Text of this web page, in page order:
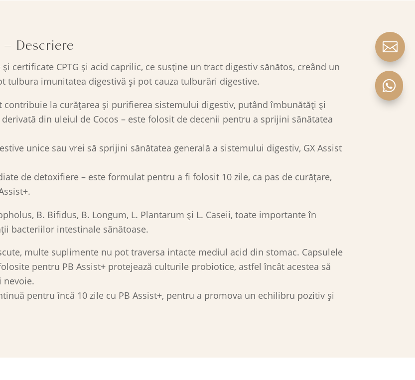
– Descriere
certificate CPTG și acid caprilic, ce susține un tract digestiv sănătos, creând un
tulbura imunitatea digestivă și pot cauza tulburări digestive.
contribuie la curățarea și purifierea sistemului digestiv, putând îmbunătăți și
din uleiul de Cocos – este folosit de decenii pentru a sprijini sănătatea
unice sau vrei să sprijini sănătatea generală a sistemului digestiv, GX Assist
de detoxifiere – este formulat pentru a fi folosit 10 zile, ca pas de curățare,
B. Bifidus, B. Longum, L. Plantarum și L. Caseii, toate importante în
bacteriilor intestinale sănătoase.
multe suplimente nu pot traversa intacte mediul acid din stomac. Capsulele
pentru PB Assist+ protejează culturile probiotice, astfel încât acestea să
nevoie.
pentru încă 10 zile cu PB Assist+, pentru a promova un echilibru pozitiv și

